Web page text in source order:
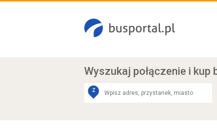
Wyszukaj połączenie i kup
Z